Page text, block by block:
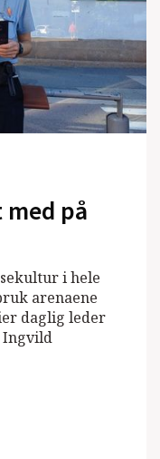
på
i hele
arenaene
daglig leder
Ingvild